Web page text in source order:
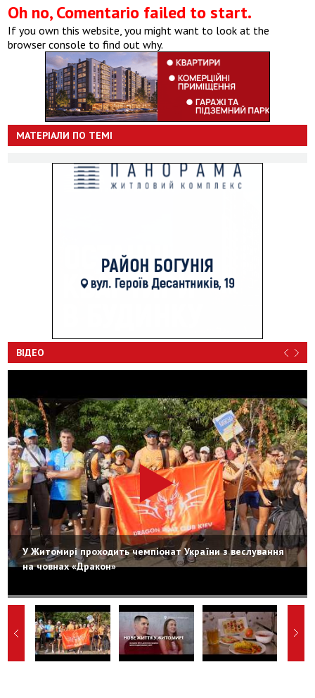
Oh no, Comentario failed to start.
If you own this website, you might want to look at the
browser console to find out why.
МАТЕРІАЛИ ПО ТЕМІ
ВІДЕО
У Житомирі проходить чемпіонат України з веслування
на човнах «Дракон»